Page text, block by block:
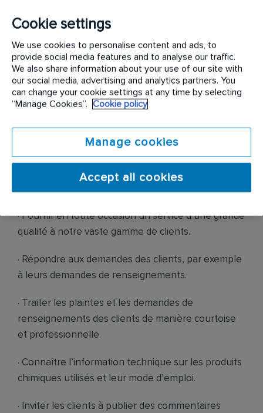
Les obligations et les responsabilités du technicien
ou de la technicienne en gestion parasitaire, sous
la supervision du directeur ou de la directrice de
:
· Suivre l’horaire de manière à fournir les services
de gestion parasitaire en temps voulu et de façon
· Fournir en toute occasion un service d’une grande
qualité à notre vaste gamme de clients.
· Répondre aux demandes des clients, par exemple
à leurs demandes de renseignements.
· Traiter les plaintes et les demandes de
renseignements des clients de manière courtoise
et professionnelle.
· Connaître l’information technique sur les produits
chimiques utilisés et leur mode d’emploi.
· Inviter les clients à publier des commentaires
Cookie settings
We use cookies to personalise content and ads, to
provide social media features and to analyse our traffic.
We also share information about your use of our site with
our social media, advertising and analytics partners. You
can change your cookie settings at any time by selecting
“Manage Cookies”.
Cookie policy
Manage cookies
Accept all cookies